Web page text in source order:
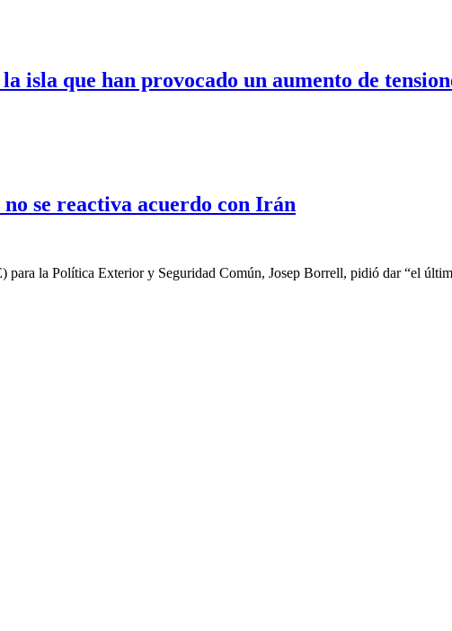
isla que han provocado un aumento de
se reactiva acuerdo con Irán
la Política Exterior y Seguridad Común, Josep Borrell, pidió dar “el